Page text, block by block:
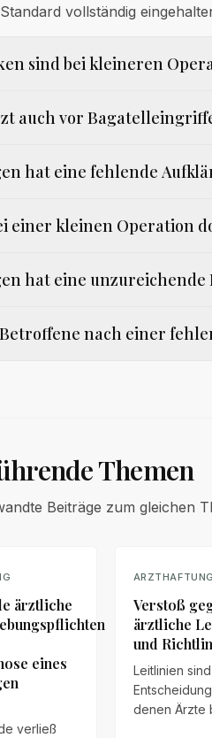
vollständig
sind bei kleineren
auch vor
hat eine fehlende
einer kleinen Operation
hat eine
nach einer
Themen
Beiträge zum gleichen
ärztliche
eines
verließ
ARZTHAFTUNG
Verstoß
ärztliche
und
Leitlinien sind
denen Ärzte